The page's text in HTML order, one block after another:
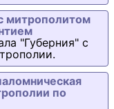
митрополитом
"Губерния" с
по